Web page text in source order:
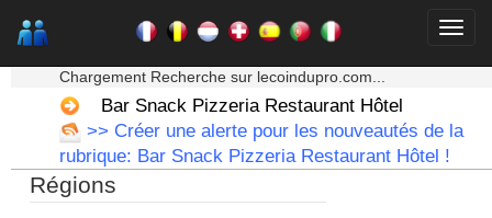
Chargement Recherche sur lecoindupro.com...
Bar Snack Pizzeria Restaurant Hôtel
>> Créer une alerte pour les nouveautés de la
rubrique: Bar Snack Pizzeria Restaurant Hôtel !
Régions
Franche Comte - Suisse
Guyane
Haute Normandie
Ile de France
La Réunion
Languedoc Roussillon
Limousin
Lorraine